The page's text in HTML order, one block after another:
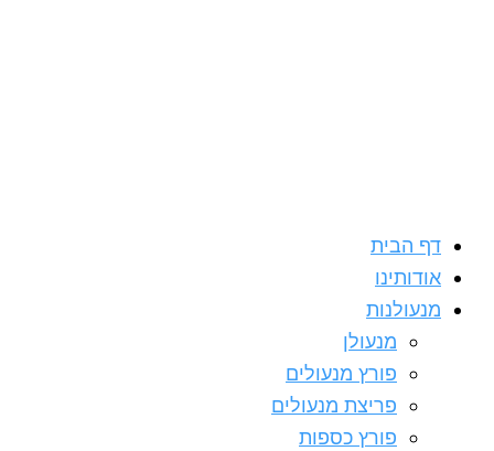
דף הבית
אודותינו
מנעולנות
מנעולן
פורץ מנעולים
פריצת מנעולים
פורץ כספות